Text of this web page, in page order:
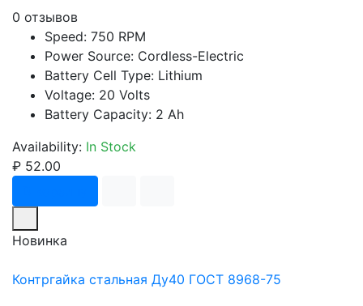
0 отзывов
Speed: 750 RPM
Power Source: Cordless-Electric
Battery Cell Type: Lithium
Voltage: 20 Volts
Battery Capacity: 2 Ah
Availability: In Stock
₽ 52.00
Новинка
Контргайка стальная Ду40 ГОСТ 8968-75